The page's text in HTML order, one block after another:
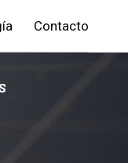
Contacto